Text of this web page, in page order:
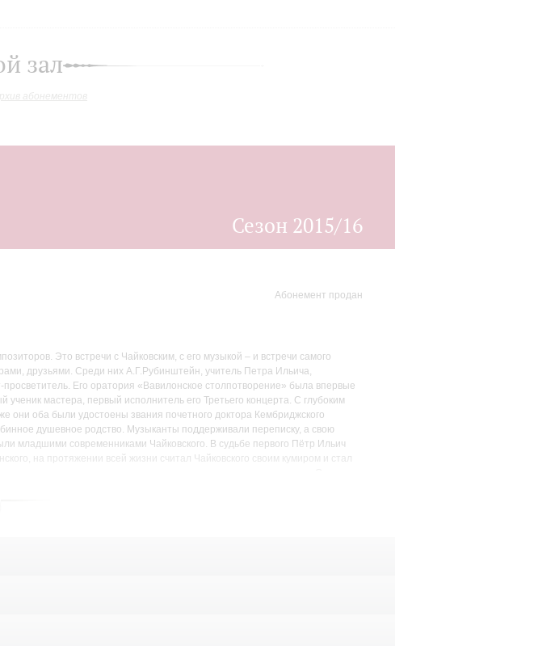
зал
абонементов
Сезон 2015/16
Абонемент продан
Это встречи с Чайковским, с его музыкой – и встречи самого
друзьями. Среди них А.Г.Рубинштейн, учитель Петра Ильича,
Его оратория «Вавилонское столпотворение» была впервые
мастера, первый исполнитель его Третьего концерта. С глубоким
они оба были удостоены звания почетного доктора Кембриджского
душевное родство. Музыканты поддерживали переписку, а свою
младшими современниками Чайковского. В судьбе первого Пётр Ильич
на протяжении всей жизни считал Чайковского своим кумиром и стал